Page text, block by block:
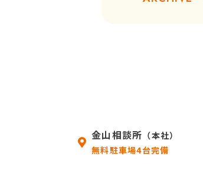
金山相談所 （本社）
無料駐車場4台完備